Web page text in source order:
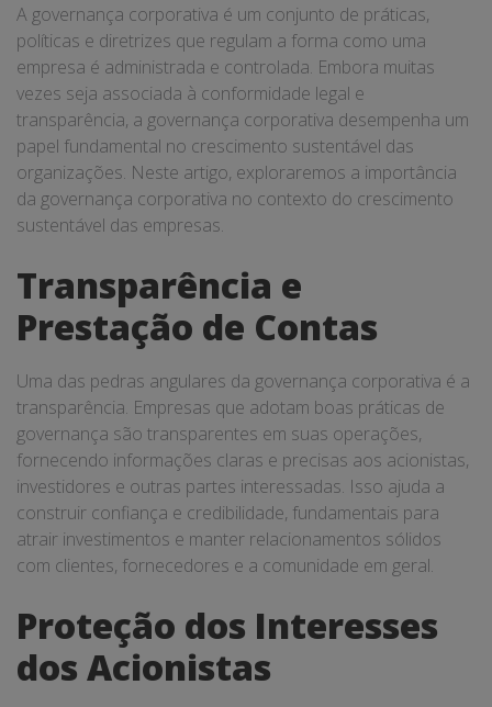
A governança corporativa é um conjunto de práticas,
políticas e diretrizes que regulam a forma como uma
empresa é administrada e controlada. Embora muitas
vezes seja associada à conformidade legal e
transparência, a governança corporativa desempenha um
papel fundamental no crescimento sustentável das
organizações. Neste artigo, exploraremos a importância
da governança corporativa no contexto do crescimento
sustentável das empresas.
Transparência e
Prestação de Contas
Uma das pedras angulares da governança corporativa é a
transparência. Empresas que adotam boas práticas de
governança são transparentes em suas operações,
fornecendo informações claras e precisas aos acionistas,
investidores e outras partes interessadas. Isso ajuda a
construir confiança e credibilidade, fundamentais para
atrair investimentos e manter relacionamentos sólidos
com clientes, fornecedores e a comunidade em geral.
Proteção dos Interesses
dos Acionistas